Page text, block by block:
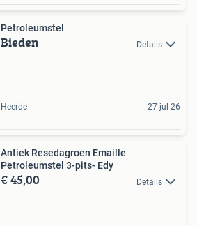
Petroleumstel
Bieden Details
Heerde 27 jul 26
Antiek Resedagroen Emaille
Petroleumstel 3-pits- Edy
€ 45,00 Details